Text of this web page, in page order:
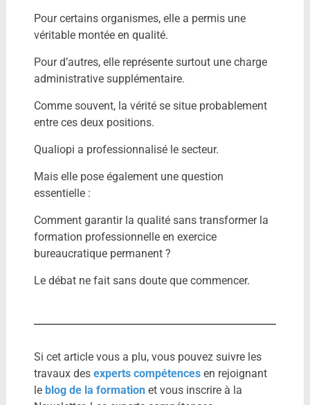
Pour certains organismes, elle a permis une
véritable montée en qualité.
Pour d’autres, elle représente surtout une charge
administrative supplémentaire.
Comme souvent, la vérité se situe probablement
entre ces deux positions.
Qualiopi a professionnalisé le secteur.
Mais elle pose également une question
essentielle :
Comment garantir la qualité sans transformer la
formation professionnelle en exercice
bureaucratique permanent ?
Le débat ne fait sans doute que commencer.
Si cet article vous a plu, vous pouvez suivre les
travaux des experts compétencesen rejoignant
le blog de la formation et vous inscrire à la